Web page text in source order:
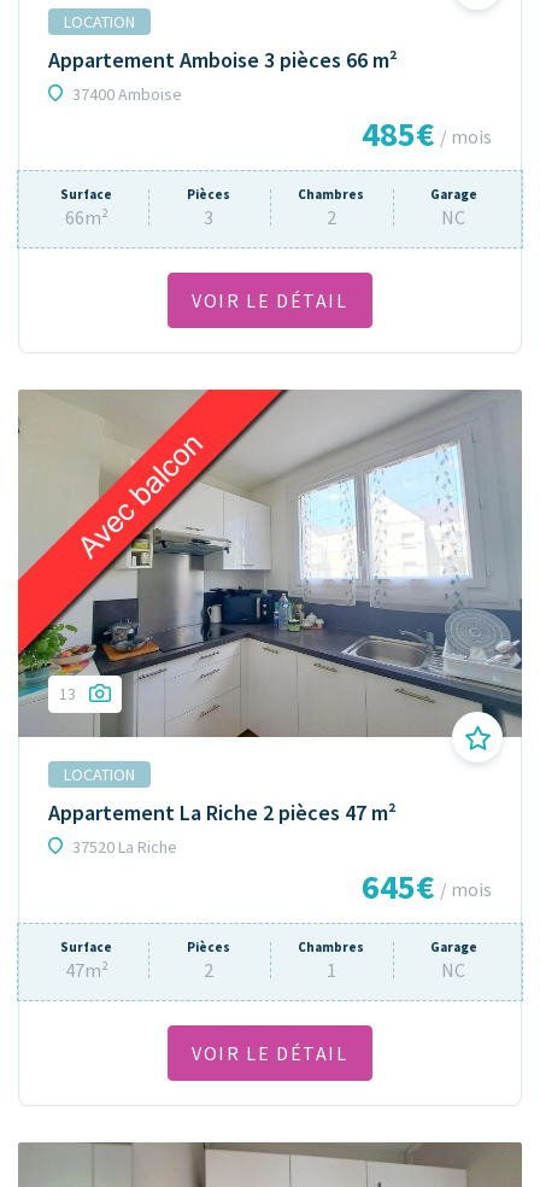
LOCATION
Appartement Amboise 3 pièces 66 m²
37400 Amboise
485€ / mois
Surface
66m²
Pièces
3
Chambres
2
Garage
NC
VOIR LE DÉTAIL
13
LOCATION
Appartement La Riche 2 pièces 47 m²
37520 La Riche
645€ / mois
Surface
47m²
Pièces
2
Chambres
1
Garage
NC
VOIR LE DÉTAIL